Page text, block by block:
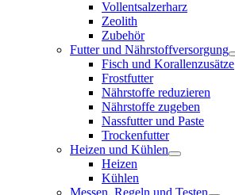
Vollentsalzerharz
Zeolith
Zubehör
Futter und Nährstoffversorgung
Fisch und Korallenzusätze
Frostfutter
Nährstoffe reduzieren
Nährstoffe zugeben
Nassfutter und Paste
Trockenfutter
Heizen und Kühlen
Heizen
Kühlen
Messen, Regeln und Testen